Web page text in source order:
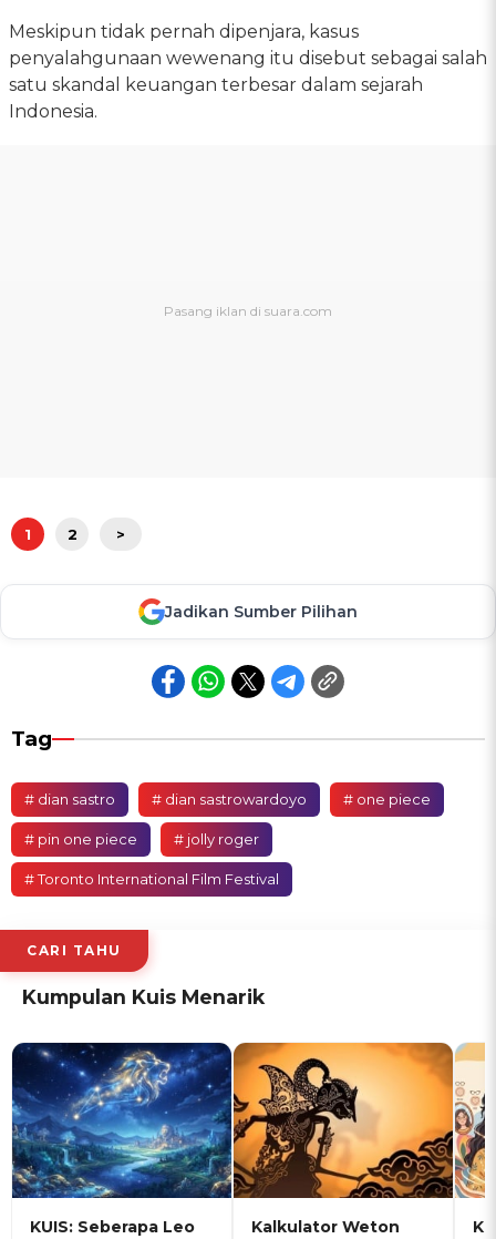
Meskipun tidak pernah dipenjara, kasus
penyalahgunaan wewenang itu disebut sebagai salah
satu skandal keuangan terbesar dalam sejarah
Indonesia.
1 2 >
Jadikan Sumber Pilihan
Tag
# dian sastro # dian sastrowardoyo # one piece
# pin one piece # jolly roger
# Toronto International Film Festival
CARI TAHU
Kumpulan Kuis Menarik
KUIS: Seberapa Leo
Kalkulator Weton